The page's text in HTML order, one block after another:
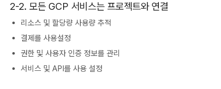
2-2. 모든 GCP 서비스는 프로젝트와 연결
리소스 및 할당량 사용량 추적
결제를 사용설정
권한 및 사용자 인증 정보를 관리
서비스 및 API를 사용 설정